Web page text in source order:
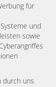
für
und
sowie
durch uns